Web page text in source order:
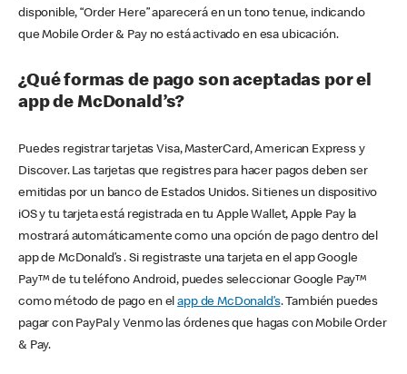
disponible, “Order Here” aparecerá en un tono tenue, indicando
que Mobile Order & Pay no está activado en esa ubicación.
¿Qué formas de pago son aceptadas por el
app de McDonald’s?
Puedes registrar tarjetas Visa, MasterCard, American Express y
Discover. Las tarjetas que registres para hacer pagos deben ser
emitidas por un banco de Estados Unidos. Si tienes un dispositivo
iOS y tu tarjeta está registrada en tu Apple Wallet, Apple Pay la
mostrará automáticamente como una opción de pago dentro del
app de McDonald’s . Si registraste una tarjeta en el app Google
Pay™ de tu teléfono Android, puedes seleccionar Google Pay™
como método de pago en elapp de McDonald’s. También puedes
pagar con PayPal y Venmo las órdenes que hagas con Mobile Order
& Pay.